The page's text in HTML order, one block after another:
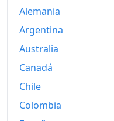
1990
1991
1993
Alemania
Argentina
Australia
Canadá
Chile
Colombia